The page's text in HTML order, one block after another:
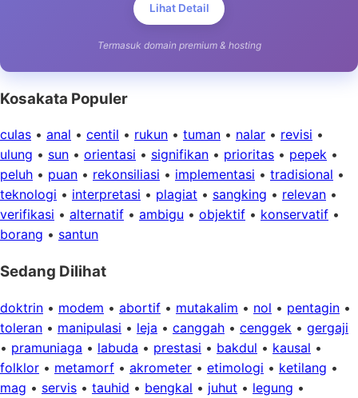
Lihat Detail
Termasuk domain premium & hosting
Kosakata Populer
culas • anal • centil • rukun • tuman • nalar • revisi •
ulung • sun • orientasi • signifikan • prioritas • pepek •
peluh • puan • rekonsiliasi • implementasi • tradisional •
teknologi • interpretasi • plagiat • sangking • relevan •
verifikasi • alternatif • ambigu • objektif • konservatif •
borang • santun
Sedang Dilihat
doktrin • modem • abortif • mutakalim • nol • pentagin •
toleran • manipulasi • leja • canggah • cenggek • gergaji
• pramuniaga • labuda • prestasi • bakdul • kausal •
folklor • metamorf • akrometer • etimologi • ketilang •
mag • servis • tauhid • bengkal • juhut • legung •